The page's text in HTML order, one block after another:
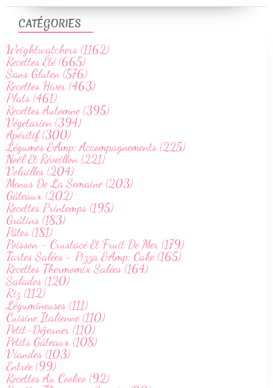
CATÉGORIES
Weightwatchers (1162)
Recettes Été (665)
Sans Gluten (576)
Recettes Hiver (463)
Plats (461)
Recettes Automne (395)
Végetarien (394)
Apéritif (300)
Légumes &Amp; Accompagnements (225)
Noël Et Réveillon (221)
Volailles (204)
Menus De La Semaine (203)
Gâteaux (202)
Recettes Printemps (195)
Grâtins (183)
Pâtes (181)
Poisson - Crustacé Et Fruit De Mer (179)
Tartes Salées - Pizza &Amp; Cake (165)
Recettes Thermomix Salées (164)
Salades (120)
Riz (112)
Légumineuses (111)
Cuisine Italienne (110)
Petit-Déjeuner (110)
Petits Gâteaux (108)
Viandes (103)
Entrée (99)
Recettes Au Cookeo (92)